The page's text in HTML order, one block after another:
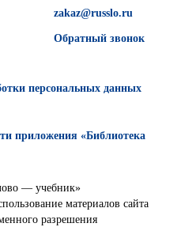
zakaz@russlo.ru
Обратный звонок
персональных данных
приложения «Библиотека
— учебник»
материалов сайта
разрешения